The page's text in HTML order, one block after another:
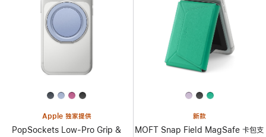
Apple 独家提供
PopSockets Low-Pro Grip &
新款
MOFT Snap Field MagSafe 卡包支